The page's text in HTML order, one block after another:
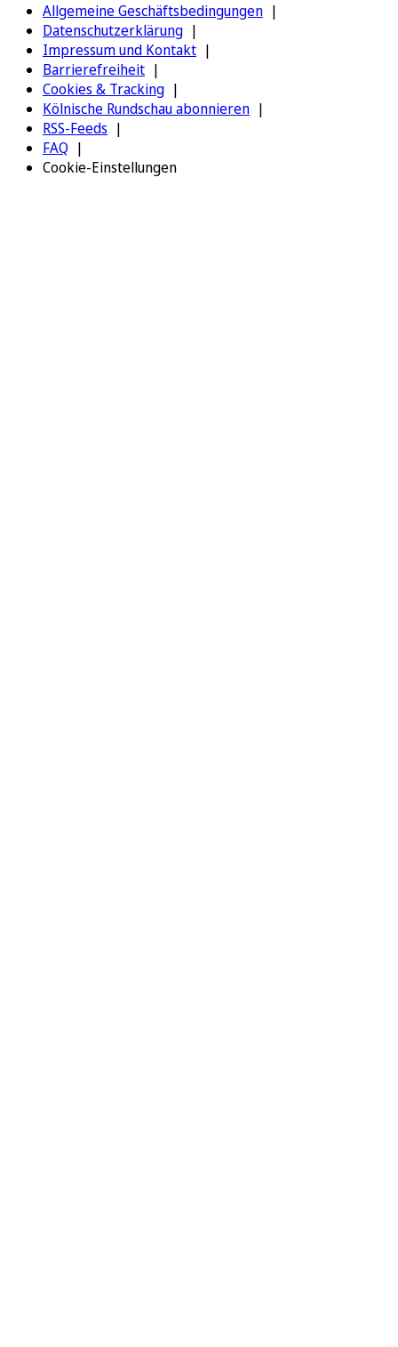
Allgemeine Geschäftsbedingungen
Datenschutzerklärung
Impressum und Kontakt
Barrierefreiheit
Cookies & Tracking
Kölnische Rundschau abonnieren
RSS-Feeds
FAQ
Cookie-Einstellungen